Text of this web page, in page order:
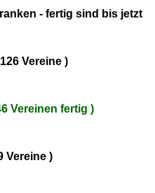
- fertig sind bis jetzt
Vereine )
Vereinen fertig )
Vereine )